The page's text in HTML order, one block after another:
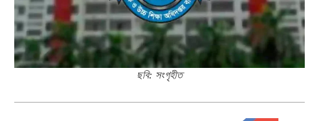
ছবি: সংগৃহীত